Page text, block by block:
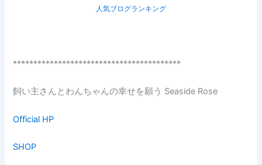
人気ブログランキング
*****************************************
飼い主さんとわんちゃんの幸せを願う Seaside Rose
Official HP
SHOP